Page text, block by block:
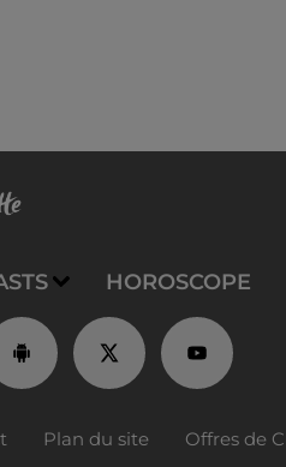
HOROSCOPE
Plan du site Offres de